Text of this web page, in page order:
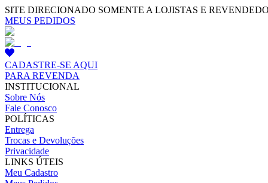
SITE DIRECIONADO SOMENTE A LOJISTAS E
MEUS PEDIDOS
CADASTRE-SE AQUI
PARA REVENDA
INSTITUCIONAL
Sobre Nós
Fale Conosco
POLÍTICAS
Entrega
Trocas e Devoluções
Privacidade
LINKS ÚTEIS
Meu Cadastro